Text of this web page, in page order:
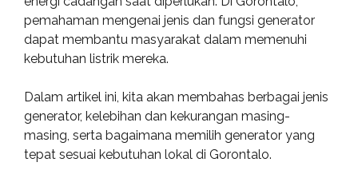
pemahaman mengenai jenis dan fungsi generator
dapat membantu masyarakat dalam memenuhi
kebutuhan listrik mereka.
Dalam artikel ini, kita akan membahas berbagai jenis
generator, kelebihan dan kekurangan masing-
masing, serta bagaimana memilih generator yang
tepat sesuai kebutuhan lokal di Gorontalo.